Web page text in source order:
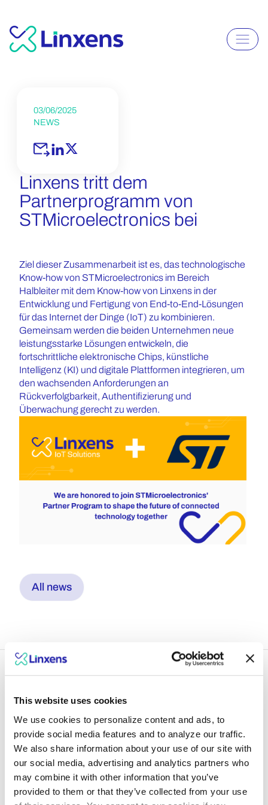
This website uses cookies
We use cookies to personalize content and ads, to
provide social media features and to analyze our traffic.
We also share information about your use of our site with
our social media, advertising and analytics partners who
may combine it with other information that you’ve
provided to them or that they’ve collected from your use
03/06/2025
NEWS
Linxens tritt dem
Partnerprogramm von
STMicroelectronics bei
Ziel dieser Zusammenarbeit ist es, das technologische
Know-how von STMicroelectronics im Bereich
Halbleiter mit dem Know-how von Linxens in der
Entwicklung und Fertigung von End-to-End-Lösungen
für das Internet der Dinge (IoT) zu kombinieren.
Gemeinsam werden die beiden Unternehmen neue
leistungsstarke Lösungen entwickeln, die
fortschrittliche elektronische Chips, künstliche
Intelligenz (KI) und digitale Plattformen integrieren, um
den wachsenden Anforderungen an
Rückverfolgbarkeit, Authentifizierung und
Überwachung gerecht zu werden.
All news
Ein Blick in die Zukunft
mit den Experten von
Linxen